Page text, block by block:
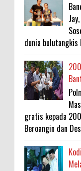
dunia bulutangkis
gratis kepada
Beroangin dan